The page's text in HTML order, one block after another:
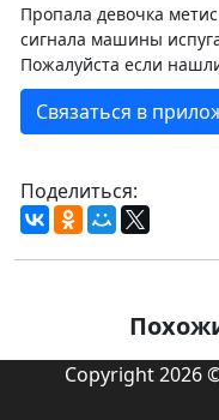
Пропала девочка
сигнала машины
Пожалуйста если
Связаться в
Поделиться:
Copyright 2026